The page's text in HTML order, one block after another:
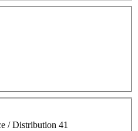
/ Distribution 41